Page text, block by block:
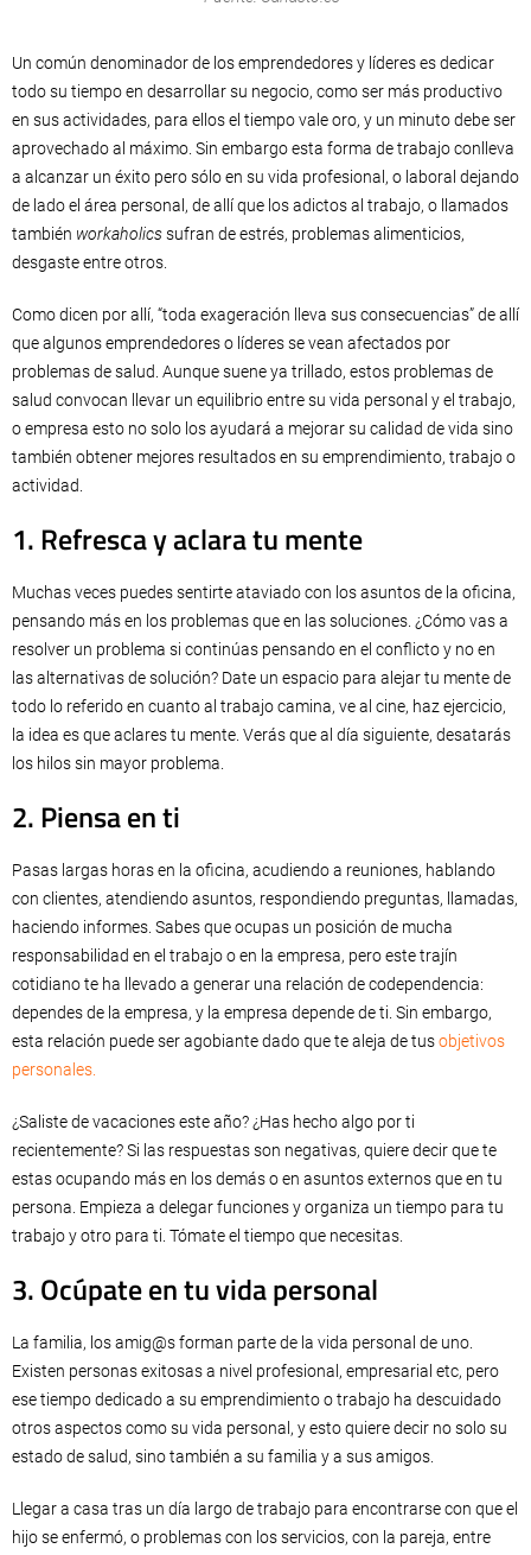
Un común denominador de los emprendedores y líderes es dedicar
todo su tiempo en desarrollar su negocio, como ser más productivo
en sus actividades, para ellos el tiempo vale oro, y un minuto debe ser
aprovechado al máximo. Sin embargo esta forma de trabajo conlleva
a alcanzar un éxito pero sólo en su vida profesional, o laboral dejando
de lado el área personal, de allí que los adictos al trabajo, o llamados
también workaholicssufran de estrés, problemas alimenticios,
desgaste entre otros.
Como dicen por allí, “toda exageración lleva sus consecuencias” de allí
que algunos emprendedores o líderes se vean afectados por
problemas de salud. Aunque suene ya trillado, estos problemas de
salud convocan llevar un equilibrio entre su vida personal y el trabajo,
o empresa esto no solo los ayudará a mejorar su calidad de vida sino
también obtener mejores resultados en su emprendimiento, trabajo o
actividad.
1. Refresca y aclara tu mente
Muchas veces puedes sentirte ataviado con los asuntos de la oficina,
pensando más en los problemas que en las soluciones. ¿Cómo vas a
resolver un problema si continúas pensando en el conflicto y no en
las alternativas de solución? Date un espacio para alejar tu mente de
todo lo referido en cuanto al trabajo camina, ve al cine, haz ejercicio,
la idea es que aclares tu mente. Verás que al día siguiente, desatarás
los hilos sin mayor problema.
2. Piensa en ti
Pasas largas horas en la oficina, acudiendo a reuniones, hablando
con clientes, atendiendo asuntos, respondiendo preguntas, llamadas,
haciendo informes. Sabes que ocupas un posición de mucha
responsabilidad en el trabajo o en la empresa, pero este trajín
cotidiano te ha llevado a generar una relación de codependencia:
dependes de la empresa, y la empresa depende de ti. Sin embargo,
esta relación puede ser agobiante dado que te aleja de tusobjetivos
personales.
¿Saliste de vacaciones este año? ¿Has hecho algo por ti
recientemente? Si las respuestas son negativas, quiere decir que te
estas ocupando más en los demás o en asuntos externos que en tu
persona. Empieza a delegar funciones y organiza un tiempo para tu
trabajo y otro para ti. Tómate el tiempo que necesitas.
3. Ocúpate en tu vida personal
La familia, los amig@s forman parte de la vida personal de uno.
Existen personas exitosas a nivel profesional, empresarial etc, pero
ese tiempo dedicado a su emprendimiento o trabajo ha descuidado
otros aspectos como su vida personal, y esto quiere decir no solo su
estado de salud, sino también a su familia y a sus amigos.
Llegar a casa tras un día largo de trabajo para encontrarse con que el
hijo se enfermó, o problemas con los servicios, con la pareja, entre